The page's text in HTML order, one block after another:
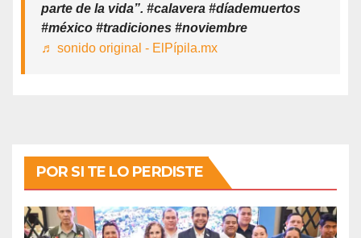
parte de la vida”. #calavera #díademuertos
#méxico #tradiciones #noviembre
♬ sonido original - ElPípila.mx
POR SI TE LO PERDISTE